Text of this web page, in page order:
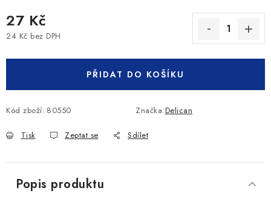
27 Kč
24 Kč bez DPH
PŘIDAT DO KOŠÍKU
Kód zboží: 80550 Značka:Delican
Tisk Zeptat se Sdílet
Popis produktu